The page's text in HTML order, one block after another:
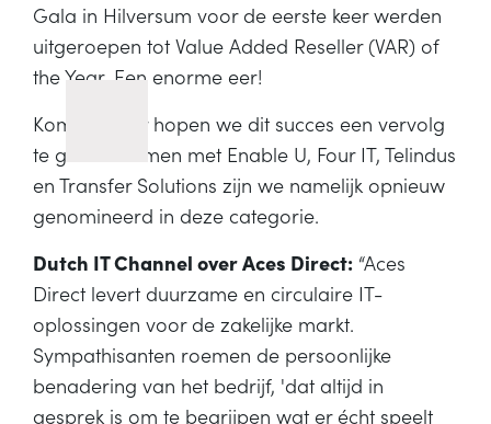
Gala in Hilversum voor de eerste keer werden
uitgeroepen tot Value Added Reseller (VAR) of
the Year. Een enorme eer!
Komend jaar hopen we dit succes een vervolg
te geven. Samen met Enable U, Four IT, Telindus
en Transfer Solutions zijn we namelijk opnieuw
genomineerd in deze categorie.
Dutch IT Channel over Aces Direct: “Aces
Direct levert duurzame en circulaire IT-
oplossingen voor de zakelijke markt.
Sympathisanten roemen de persoonlijke
benadering van het bedrijf, 'dat altijd in
gesprek is om te begrijpen wat er écht speelt